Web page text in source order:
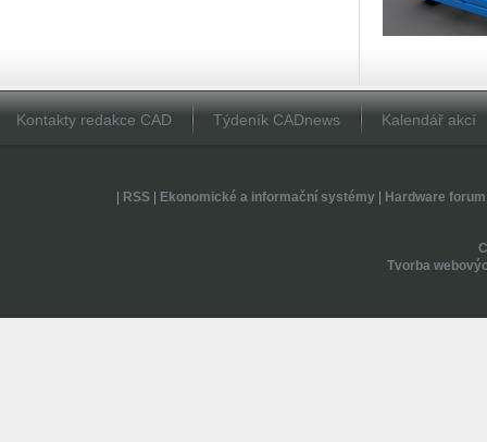
Kontakty redakce CAD Týdeník CADnews Kalendář akcí
RSS| Ekonomické a informační systémy| Hardware forum
Tvorba